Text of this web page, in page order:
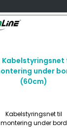
Kabelstyringsnet til
montering under bord